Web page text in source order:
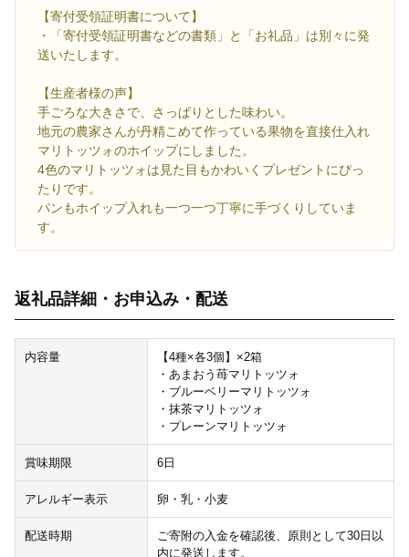
【寄付受領証明書について】
・「寄付受領証明書などの書類」と「お礼品」は別々に発
送いたします。
【生産者様の声】
手ごろな大きさで、さっぱりとした味わい。
地元の農家さんが丹精こめて作っている果物を直接仕入れ
マリトッツォのホイップにしました。
4色のマリトッツォは見た目もかわいくプレゼントにぴっ
たりです。
パンもホイップ入れも一つ一つ丁寧に手づくりしていま
す。
返礼品詳細・お申込み・配送
内容量
【4種×各3個】×2箱
・あまおう苺マリトッツォ
・ブルーベリーマリトッツォ
・抹茶マリトッツォ
・プレーンマリトッツォ
賞味期限 6日
アレルギー表示 卵・乳・小麦
配送時期
ご寄附の入金を確認後、原則として30日以
内に発送します。